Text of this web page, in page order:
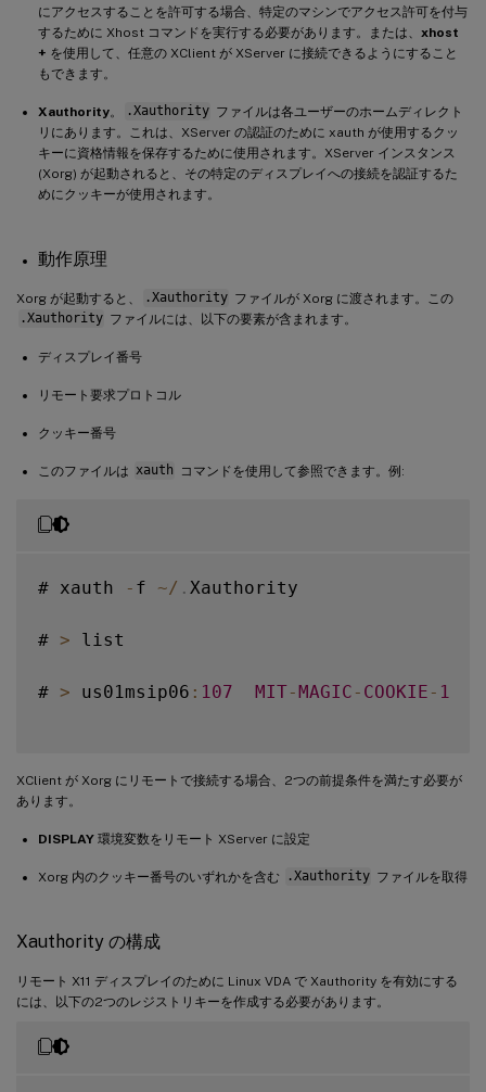
にアクセスすることを許可する場合、特定のマシンでアクセス許可を付与
するために Xhost コマンドを実行する必要があります。または、 xhost
+ を使用して、任意の XClient が XServer に接続できるようにすること
もできます。
Xauthority。 .Xauthority ファイルは各ユーザーのホームディレクト
リにあります。これは、XServer の認証のために xauth が使用するクッ
キーに資格情報を保存するために使用されます。XServer インスタンス
(Xorg) が起動されると、その特定のディスプレイへの接続を認証するた
めにクッキーが使用されます。
動作原理
Xorg が起動すると、 .Xauthority ファイルが Xorg に渡されます。この
.Xauthority ファイルには、以下の要素が含まれます。
ディスプレイ番号
リモート要求プロトコル
クッキー番号
このファイルは xauth コマンドを使用して参照できます。例:
# xauth - f ~/ . Xauthority
# > list
# > us01msip06 : 107 MIT-MAGIC - COOKIE - 1
XClient が Xorg にリモートで接続する場合、2つの前提条件を満たす必要が
あります。
DISPLAY 環境変数をリモート XServer に設定
Xorg 内のクッキー番号のいずれかを含む .Xauthority ファイルを取得
Xauthority の構成
リモート X11 ディスプレイのために Linux VDA で Xauthority を有効にする
には、以下の2つのレジストリキーを作成する必要があります。